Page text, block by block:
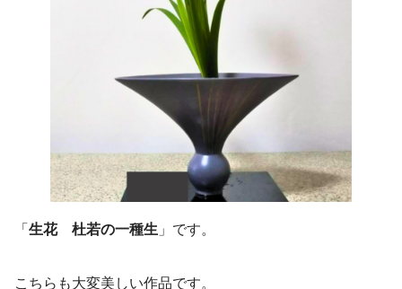
「 生花 杜若の一種生 」です。
こちらも大変美しい作品です。